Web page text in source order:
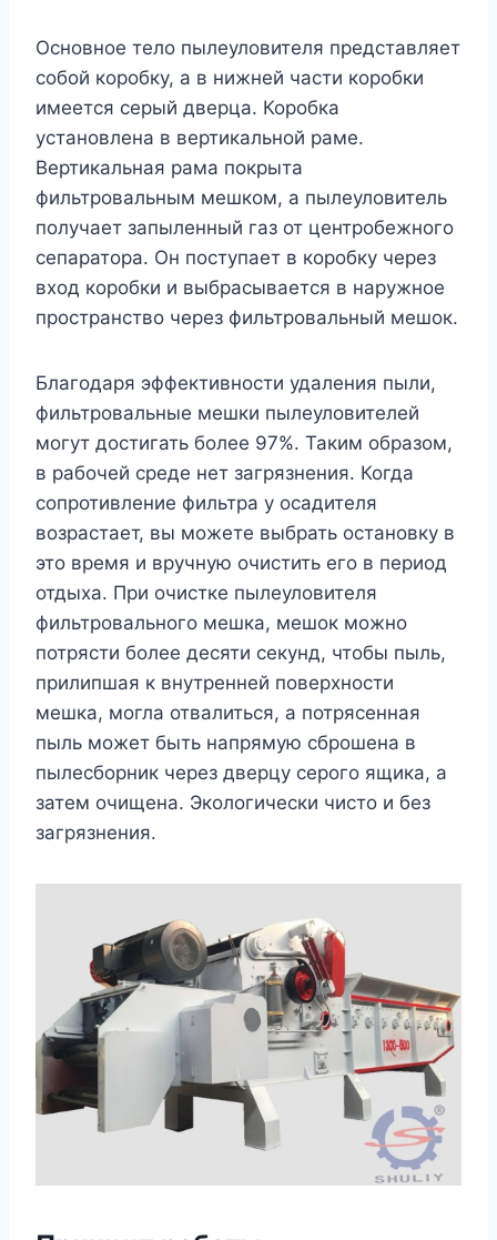
Основное тело пылеуловителя представляет
собой коробку, а в нижней части коробки
имеется серый дверца. Коробка
установлена в вертикальной раме.
Вертикальная рама покрыта
фильтровальным мешком, а пылеуловитель
получает запыленный газ от центробежного
сепаратора. Он поступает в коробку через
вход коробки и выбрасывается в наружное
пространство через фильтровальный мешок.
Благодаря эффективности удаления пыли,
фильтровальные мешки пылеуловителей
могут достигать более 97%. Таким образом,
в рабочей среде нет загрязнения. Когда
сопротивление фильтра у осадителя
возрастает, вы можете выбрать остановку в
это время и вручную очистить его в период
отдыха. При очистке пылеуловителя
фильтровального мешка, мешок можно
потрясти более десяти секунд, чтобы пыль,
прилипшая к внутренней поверхности
мешка, могла отвалиться, а потрясенная
пыль может быть напрямую сброшена в
пылесборник через дверцу серого ящика, а
затем очищена. Экологически чисто и без
загрязнения.